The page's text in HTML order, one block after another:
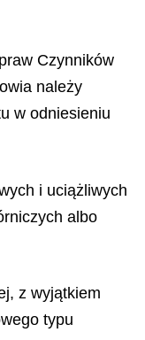
Czynników
należy
w odniesieniu
i uciążliwych
albo
z wyjątkiem
typu